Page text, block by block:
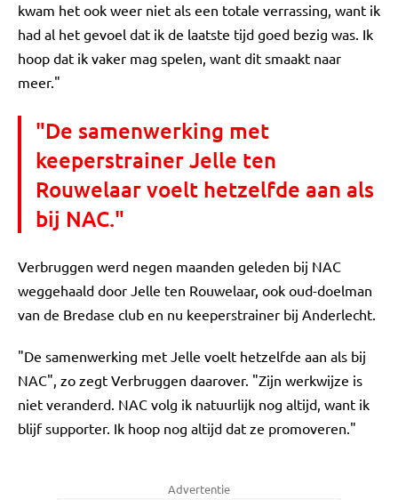
kwam het ook weer niet als een totale verrassing, want ik
had al het gevoel dat ik de laatste tijd goed bezig was. Ik
hoop dat ik vaker mag spelen, want dit smaakt naar
meer."
"De samenwerking met
keeperstrainer Jelle ten
Rouwelaar voelt hetzelfde aan als
bij NAC."
Verbruggen werd negen maanden geleden bij NAC
weggehaald door Jelle ten Rouwelaar, ook oud-doelman
van de Bredase club en nu keeperstrainer bij Anderlecht.
"De samenwerking met Jelle voelt hetzelfde aan als bij
NAC", zo zegt Verbruggen daarover. "Zijn werkwijze is
niet veranderd. NAC volg ik natuurlijk nog altijd, want ik
blijf supporter. Ik hoop nog altijd dat ze promoveren."
Advertentie